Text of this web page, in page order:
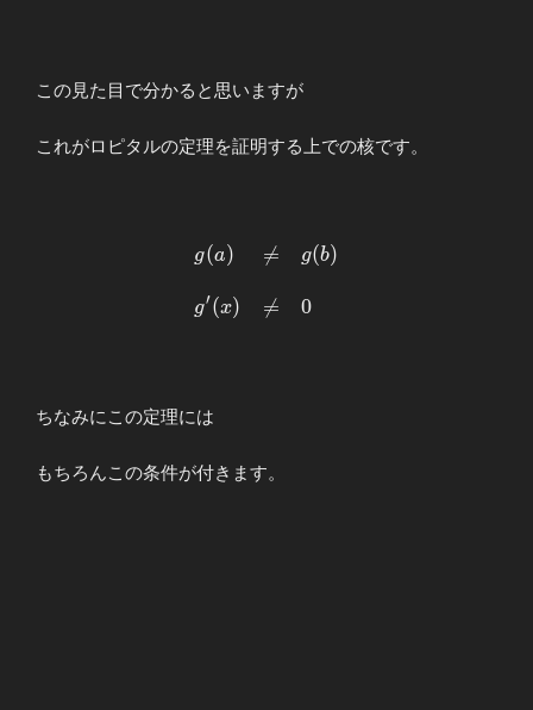
この見た目で分かると思いますが
これがロピタルの定理を証明する上での核です。
\begin{array}
\displaystyle
(x)&≠&0
\end{array}
g(a)
g′(x)

=

=
g(b)
0
ちなみにこの定理には
もちろんこの条件が付きます。